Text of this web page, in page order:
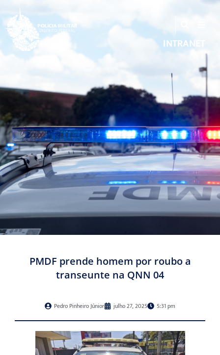
INTRANET
PMDF prende homem por roubo a
transeunte na QNN 04
Pedro Pinheiro Júnior julho 27, 2025 5:31 pm